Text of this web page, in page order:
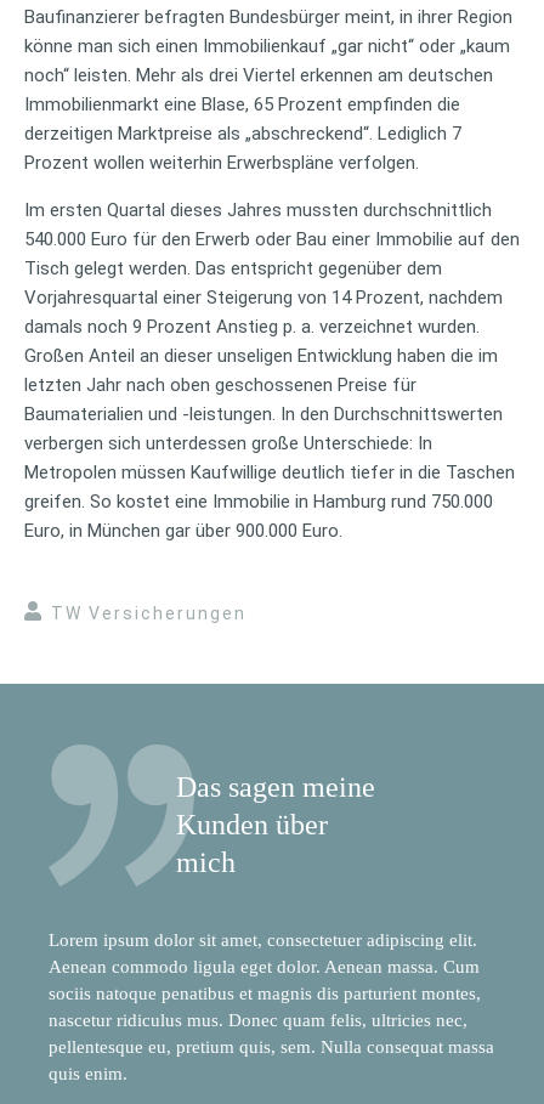
Baufinanzierer befragten Bundesbürger meint, in ihrer Region
könne man sich einen Immobilienkauf „gar nicht“ oder „kaum
noch“ leisten. Mehr als drei Viertel erkennen am deutschen
Immobilienmarkt eine Blase, 65 Prozent empfinden die
derzeitigen Marktpreise als „abschreckend“. Lediglich 7
Prozent wollen weiterhin Erwerbspläne verfolgen.
Im ersten Quartal dieses Jahres mussten durchschnittlich
540.000 Euro für den Erwerb oder Bau einer Immobilie auf den
Tisch gelegt werden. Das entspricht gegenüber dem
Vorjahresquartal einer Steigerung von 14 Prozent, nachdem
damals noch 9 Prozent Anstieg p. a. verzeichnet wurden.
Großen Anteil an dieser unseligen Entwicklung haben die im
letzten Jahr nach oben geschossenen Preise für
Baumaterialien und -leistungen. In den Durchschnittswerten
verbergen sich unterdessen große Unterschiede: In
Metropolen müssen Kaufwillige deutlich tiefer in die Taschen
greifen. So kostet eine Immobilie in Hamburg rund 750.000
Euro, in München gar über 900.000 Euro.
TW Versicherungen
Das sagen meine
Kunden über
mich
Lorem ipsum dolor sit amet, consectetuer adipiscing elit.
Aenean commodo ligula eget dolor. Aenean massa. Cum
sociis natoque penatibus et magnis dis parturient montes,
nascetur ridiculus mus. Donec quam felis, ultricies nec,
pellentesque eu, pretium quis, sem. Nulla consequat massa
quis enim.